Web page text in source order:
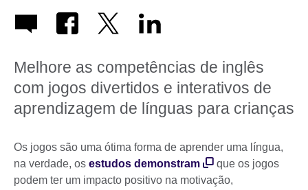
Melhore as competências de inglês
com jogos divertidos e interativos de
aprendizagem de línguas para crianças
Os jogos são uma ótima forma de aprender uma língua,
na verdade, os estudos demonstram
que os jogos
podem ter um impacto positivo na motivação,